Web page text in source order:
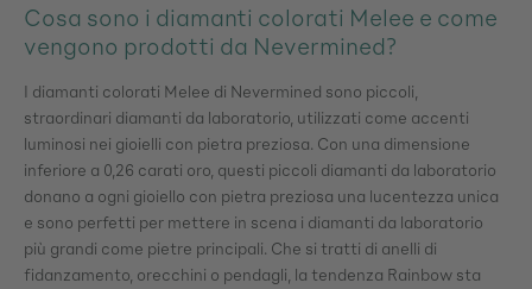
Cosa sono i diamanti colorati Melee e come
vengono prodotti da Nevermined?
I diamanti colorati Melee di Nevermined sono piccoli,
straordinari diamanti da laboratorio, utilizzati come accenti
luminosi nei gioielli con pietra preziosa. Con una dimensione
inferiore a 0,26 carati oro, questi piccoli diamanti da laboratorio
donano a ogni gioiello con pietra preziosa una lucentezza unica
e sono perfetti per mettere in scena i diamanti da laboratorio
più grandi come pietre principali. Che si tratti di anelli di
fidanzamento, orecchini o pendagli, la tendenza Rainbow sta